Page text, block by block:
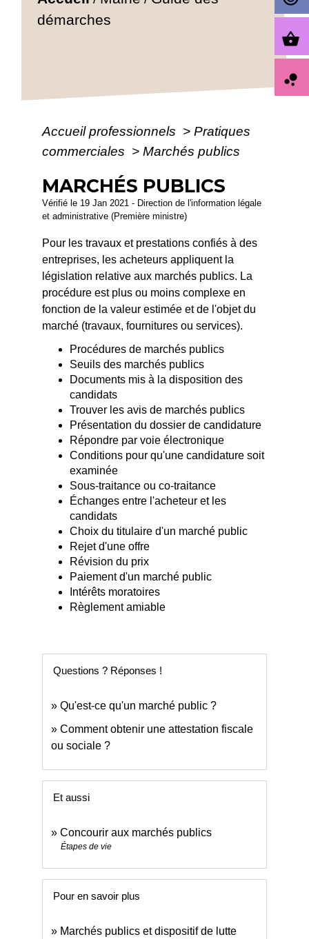
démarches
Accueil professionnels > Pratiques
commerciales > Marchés publics
MARCHÉS PUBLICS
Vérifié le 19 Jan 2021 - Direction de l'information légale
et administrative (Première ministre)
Pour les travaux et prestations confiés à des
entreprises, les acheteurs appliquent la
législation relative aux marchés publics. La
procédure est plus ou moins complexe en
fonction de la valeur estimée et de l'objet du
marché (travaux, fournitures ou services).
Procédures de marchés publics
Seuils des marchés publics
Documents mis à la disposition des
candidats
Trouver les avis de marchés publics
Présentation du dossier de candidature
Répondre par voie électronique
Conditions pour qu'une candidature soit
examinée
Sous-traitance ou co-traitance
Échanges entre l'acheteur et les
candidats
Choix du titulaire d'un marché public
Rejet d'une offre
Révision du prix
Paiement d'un marché public
Intérêts moratoires
Règlement amiable
Questions ? Réponses !
Qu'est-ce qu'un marché public ?
Comment obtenir une attestation fiscale
ou sociale ?
Et aussi
Concourir aux marchés publics
Étapes de vie
Pour en savoir plus
Marchés publics et dispositif de lutte
shopping_basket
bubble_chart